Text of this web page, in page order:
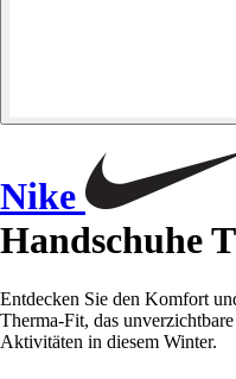
Nike
Handschuhe
Entdecken Sie den Komfort
Therma-Fit, das
Aktivitäten in diesem Winter.